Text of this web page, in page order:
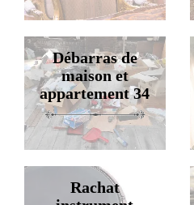
Débarras de
maison et
appartement 34
Rachat